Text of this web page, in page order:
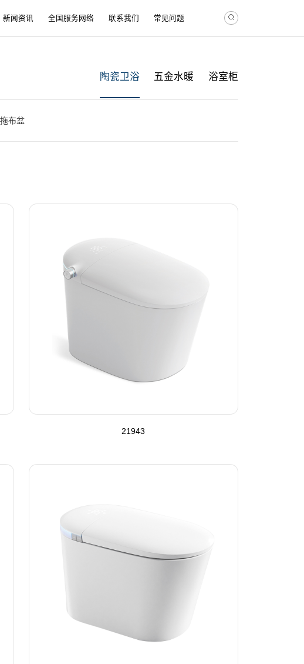
新闻资讯 全国服务网络 联系我们 常见问题
陶瓷卫浴 五金水暖 浴室柜
拖布盆
21943